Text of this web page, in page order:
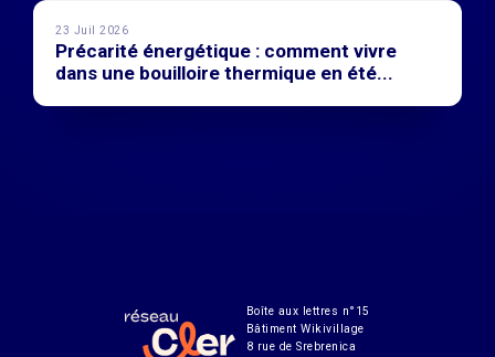
23 Juil 2026
Précarité énergétique : comment vivre
dans une bouilloire thermique en été...
Boîte aux lettres n°15
Bâtiment Wikivillage
8 rue de Srebrenica